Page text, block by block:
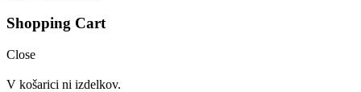
Shopping Cart
Close
V košarici ni izdelkov.